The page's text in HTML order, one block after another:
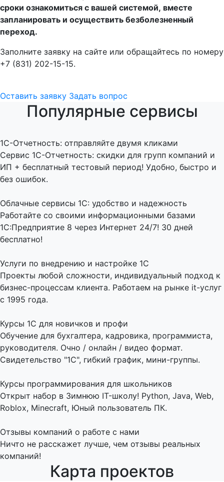
сроки ознакомиться с вашей системой, вместе
запланировать и осуществить безболезненный
переход.
Заполните заявку на сайте или обращайтесь по номеру
+7 (831) 202-15-15.
Оставить заявку Задать вопрос
Популярные сервисы
1C-Отчетность: отправляйте двумя кликами
Сервис 1С-Отчетность: скидки для групп компаний и
ИП + бесплатный тестовый период! Удобно, быстро и
без ошибок.
Облачные сервисы 1С: удобство и надежность
Работайте со своими информационными базами
1С:Предприятие 8 через Интернет 24/7! 30 дней
бесплатно!
Услуги по внедрению и настройке 1С
Проекты любой сложности, индивидуальный подход к
бизнес-процессам клиента. Работаем на рынке it-услуг
с 1995 года.
Курсы 1С для новичков и профи
Обучение для бухгалтера, кадровика, программиста,
руководителя. Очно / онлайн / видео формат.
Свидетельство "1С", гибкий график, мини-группы.
Курсы программирования для школьников
Открыт набор в Зимнюю IT-школу! Python, Java, Web,
Roblox, Minecraft, Юный пользователь ПК.
Отзывы компаний о работе с нами
Ничто не расскажет лучше, чем отзывы реальных
компаний!
Карта проектов